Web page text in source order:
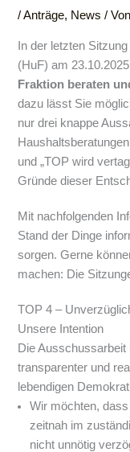
/Anträge, News / Von
In der letzten
(HuF) am
Fraktion beraten
dazu lässt Sie
nur drei knappe
und „TOP wird
Gründe dieser
Mit nachfolgenden
Stand der Dinge
sorgen. Gerne
machen: Die
TOP 4 –
Unsere Intention
Die Ausschussarbeit
transparenter und
lebendigen
Wir möchten,
zeitnah im
nicht unnötig